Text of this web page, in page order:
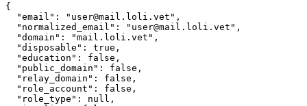
{
  "email": "user@mail.loli.vet",
  "normalized_email": "user@mail.loli.vet",
  "domain": "mail.loli.vet",
  "disposable": true,
  "education": false,
  "public_domain": false,
  "relay_domain": false,
  "role_account": false,
  "role_type": null,